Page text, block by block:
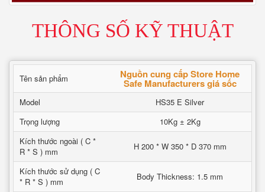
THÔNG SỐ KỸ THUẬT
Tên sản phẩm Nguồn cung cấp Store Home
Safe Manufacturers giá sốc
Model
HS35 E Silver
Trọng lượng
10Kg ± 2Kg
Kích thước ngoài ( C *
R * S ) mm
H 200 * W 350 * D 370 mm
Kích thước sử dụng ( C
* R * S ) mm
Body Thickness: 1.5 mm